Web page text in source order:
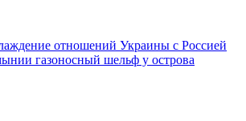
отношений Украины с Россией
газоносный шельф у острова